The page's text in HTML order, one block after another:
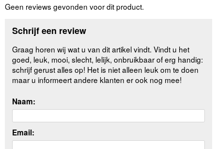
Geen reviews gevonden voor dit product.
Schrijf een review
Graag horen wij wat u van dit artikel vindt. Vindt u het
goed, leuk, mooi, slecht, lelijk, onbruikbaar of erg handig:
schrijf gerust alles op! Het is niet alleen leuk om te doen
maar u informeert andere klanten er ook nog mee!
Naam:
Email: